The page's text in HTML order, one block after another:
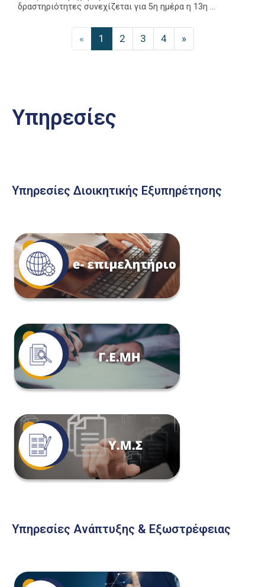
δραστηριότητες συνεχίζεται για 5η ημέρα η 13η ...
«Previous Page
1 2 3 4 »
Υπηρεσίες
Υπηρεσίες Διοικητικής Εξυπηρέτησης
Υπηρεσίες Ανάπτυξης & Εξωστρέφειας